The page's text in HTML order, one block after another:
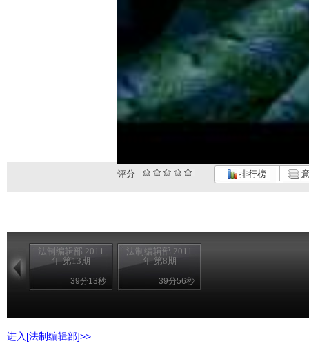
评分 排行榜
法制编辑部 2011
年 第13期
39分13秒
法制编辑部 2011
年 第8期
39分56秒
进入[法制编辑部]>>